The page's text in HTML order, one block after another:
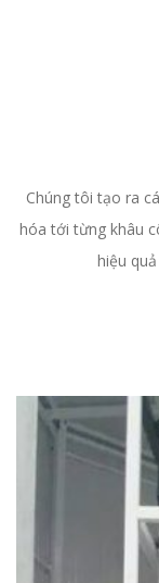
Chúng tôi tạo ra
hóa tới từng khâu
hiệu